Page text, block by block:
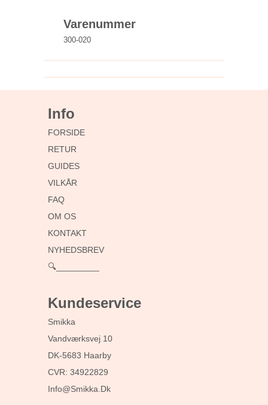
Varenummer
300-020
Info
FORSIDE
RETUR
GUIDES
VILKÅR
FAQ
OM OS
KONTAKT
NYHEDSBREV
🔍_________
Kundeservice
Smikka
Vandværksvej 10
DK-5683 Haarby
CVR: 34922829
Info@smikka.dk